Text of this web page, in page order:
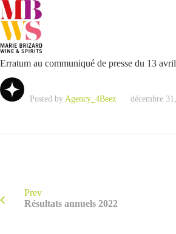
Erratum au communiqué de presse du 13
Posted by Agency_4Beez décembre
Prev
Résultats annuels 2022